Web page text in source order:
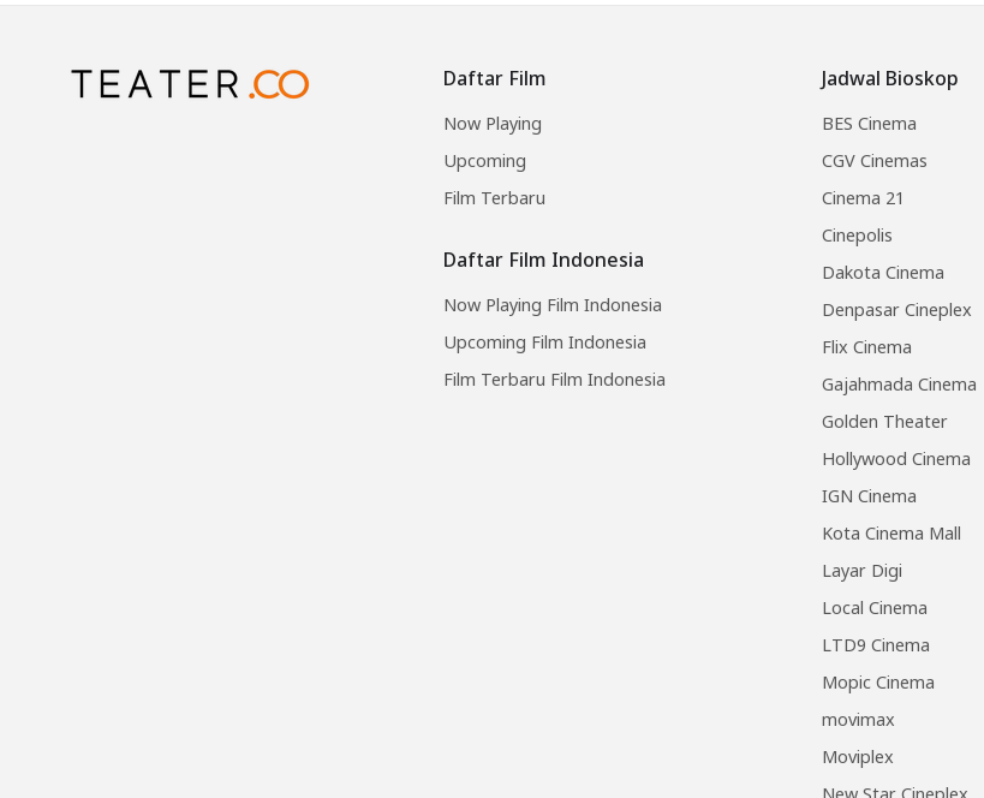
Daftar Film
Now Playing
Upcoming
Film Terbaru
Daftar Film Indonesia
Now Playing Film Indonesia
Upcoming Film Indonesia
Film Terbaru Film Indonesia
Jadwal Bioskop
BES Cinema
CGV Cinemas
Cinema 21
Cinepolis
Dakota Cinema
Denpasar Cineplex
Flix Cinema
Gajahmada Cinema
Golden Theater
Hollywood Cinema
IGN Cinema
Kota Cinema Mall
Layar Digi
Local Cinema
LTD9 Cinema
Mopic Cinema
movimax
Moviplex
New Star Cineplex